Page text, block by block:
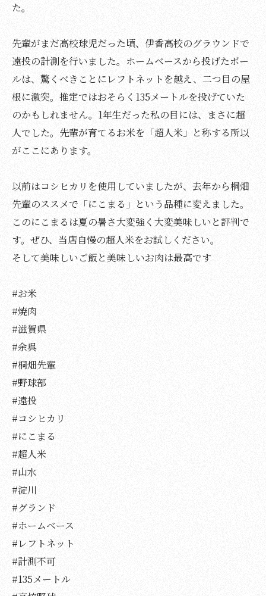
た。
先輩がまだ高校球児だった頃、伊香高校のグラウンドで
遠投の計測を行いました。ホームベースから投げたボー
ルは、驚くべきことにレフトネットを越え、二つ目の屋
根に激突。推定ではおそらく135メートルを投げていた
のかもしれません。1年生だった私の目には、まさに超
人でした。先輩が育てるお米を「超人米」と称する所以
がここにあります。
以前はコシヒカリを使用していましたが、去年から桐畑
先輩のススメで「にこまる」という品種に変えました。
このにこまるは夏の暑さ大変強く大変美味しいと評判で
す。ぜひ、当店自慢の超人米をお試しください。
そして美味しいご飯と美味しいお肉は最高です
#お米
#焼肉
#滋賀県
#余呉
#桐畑先輩
#野球部
#遠投
#コシヒカリ
#にこまる
#超人米
#山水
#淀川
#グランド
#ホームベース
#レフトネット
#計測不可
#135メートル